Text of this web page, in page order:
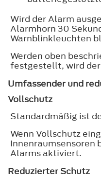
Wird der Alarm
Alarmhorn 30
Warnblinkleuchten
Werden oben
festgestellt, wird
Umfassender und
Vollschutz
Standardmäßig ist
Wenn Vollschutz
Innenraumsensoren
Alarms aktiviert.
Reduzierter Schutz